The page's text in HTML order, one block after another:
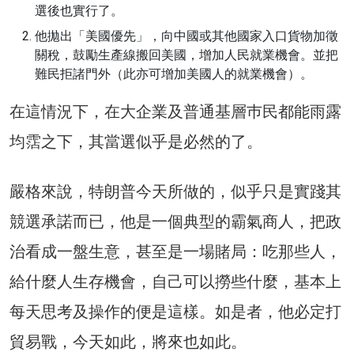
選後也實行了。
他拋出「美國優先」，向中國或其他國家入口貨物加徵
關稅，鼓勵生產線搬回美國，增加人民就業機會。並把
難民拒諸門外（此亦可增加美國人的就業機會）。
在這情況下，在大企業及普通基層巿民都能雨露
均霑之下，其當選似乎是必然的了。
嚴格來說，特朗普今天所做的，似乎只是實踐其
競選承諾而已，他是一個典型的霸氣商人，把政
治看成一盤生意，甚至是一場賭局：吃那些人，
給什麼人生存機會，自己可以撈些什麼，基本上
每天思考及操作的便是這樣。如是者，他必定打
貿易戰，今天如此，將來也如此。